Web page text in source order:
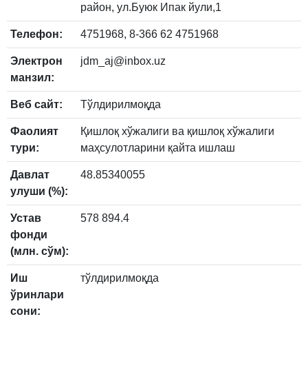
район, ул.Буюк Ипак йули,1
Телефон: 4751968, 8-366 62 4751968
Электрон
манзил:
jdm_aj@inbox.uz
Веб сайт: Тўлдирилмоқда
Фаолият
тури:
Қишлоқ хўжалиги ва қишлоқ хўжалиги
маҳсулотларини қайта ишлаш
Давлат
улуши (%):
48.85340055
Устав
фонди
(млн. сўм):
578 894.4
Иш
ўринлари
сони:
тўлдирилмоқда